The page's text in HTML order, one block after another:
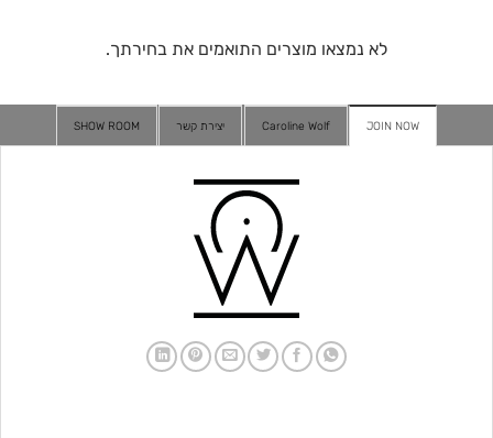
לא נמצאו מוצרים התואמים את בחירתך.
JOIN NOW
Caroline Wolf יצירת קשר SHOW ROOM